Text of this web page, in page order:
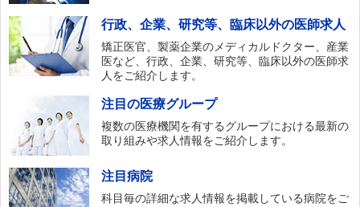
行政、企業、研究等、臨床以外の医師求人
矯正医官、製薬企業のメディカルドクター、産業
医など、行政、企業、研究等、臨床以外の医師求
人をご紹介します。
注目の医療グループ
複数の医療機関を有するグループにおける最新の
取り組みや求人情報をご紹介します。
注目病院
科目毎の詳細な求人情報を掲載している病院をご